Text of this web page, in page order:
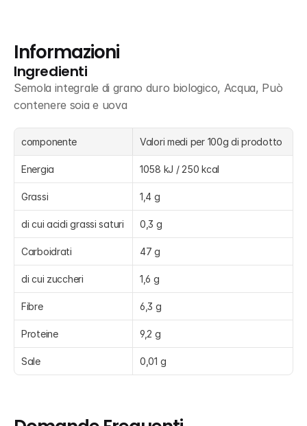
Informazioni
Ingredienti
Semola integrale di grano duro biologico, Acqua, Può
contenere soia e uova
componente Valori medi per 100g di prodotto
Energia 1058 kJ / 250 kcal
Grassi 1,4 g
di cui acidi grassi saturi 0,3 g
Carboidrati 47 g
di cui zuccheri 1,6 g
Fibre 6,3 g
Proteine 9,2 g
Sale 0,01 g